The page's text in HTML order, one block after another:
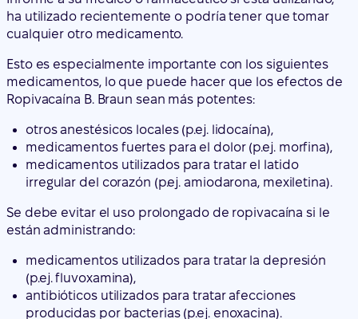
Ropivacaína B. Braun sean más potentes:
otros anestésicos locales (p.ej. lidocaína),
medicamentos fuertes para el dolor (p.ej. morfina),
medicamentos utilizados para tratar el latido
irregular del corazón (p.ej. amiodarona, mexiletina).
Se debe evitar el uso prolongado de ropivacaína si le
están administrando:
medicamentos utilizados para tratar la depresión
(p.ej. fluvoxamina),
antibióticos utilizados para tratar afecciones
producidas por bacterias (p.ej. enoxacina).
Puede que sea adecuado para usted que se le
administre Ropivacaína B. Braun aunque esté con estos
tratamientos. Su médico necesita saberlo para ser capaz
de decidir qué es apropiado para usted.